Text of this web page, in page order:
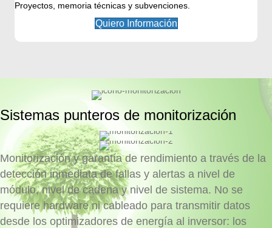
Proyectos, memoria técnicas y subvenciones.
Quiero Información
Sistemas punteros de monitorización
Monitorización y garantía de rendimiento a través de la
detección inmediata de fallas y alertas a nivel de
módulo, nivel de cadena y nivel de sistema. No se
requiere hardware ni cableado para transmitir datos
desde los optimizadores de energía al inversor: los